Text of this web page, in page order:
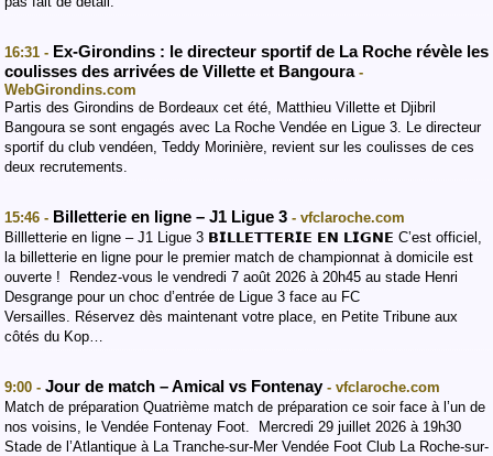
16:31 - Ex-Girondins : le directeur sportif de La Roche révèle les
coulisses des arrivées de Villette et Bangoura -
WebGirondins.com
Partis des Girondins de Bordeaux cet été, Matthieu Villette et Djibril
Bangoura se sont engagés avec La Roche Vendée en Ligue 3. Le directeur
sportif du club vendéen, Teddy Morinière, revient sur les coulisses de ces
deux recrutements.
15:46 - Billetterie en ligne – J1 Ligue 3 - vfclaroche.com
Billletterie en ligne – J1 Ligue 3 𝗕𝗜𝗟𝗟𝗘𝗧𝗧𝗘𝗥𝗜𝗘 𝗘𝗡 𝗟𝗜𝗚𝗡𝗘 C’est officiel,
la billetterie en ligne pour le premier match de championnat à domicile est
ouverte ! Rendez-vous le vendredi 7 août 2026 à 20h45 au stade Henri
Desgrange pour un choc d’entrée de Ligue 3 face au FC
Versailles. Réservez dès maintenant votre place, en Petite Tribune aux
côtés du Kop…
9:00 - Jour de match – Amical vs Fontenay - vfclaroche.com
Match de préparation Quatrième match de préparation ce soir face à l’un de
nos voisins, le Vendée Fontenay Foot. Mercredi 29 juillet 2026 à 19h30
Stade de l’Atlantique à La Tranche-sur-Mer Vendée Foot Club La Roche-sur-